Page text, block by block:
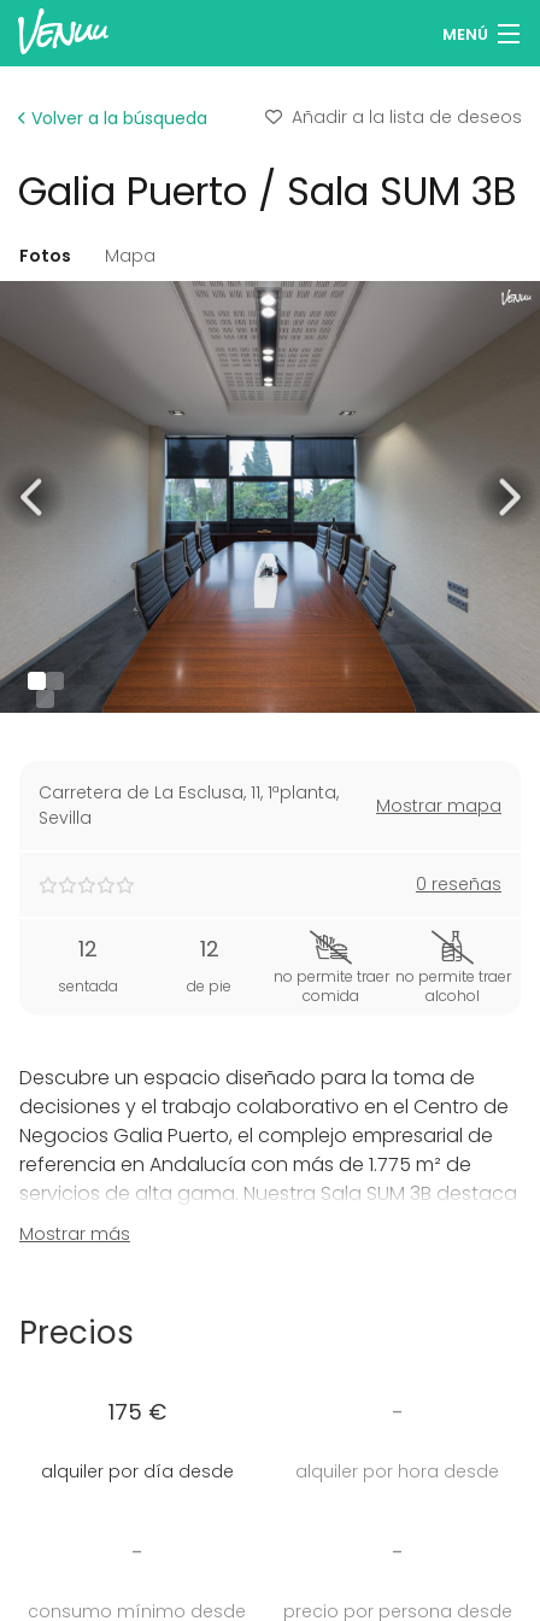
MENÚ
Iniciar sesión
Publicar tu espacio
Volver a la búsqueda Añadir a la lista de deseos
Galia Puerto / Sala SUM 3B
Fotos Mapa
Carretera de La Esclusa, 11, 1ªplanta,
Sevilla
Mostrar mapa
0 reseñas
12
sentada
12
de pie
no permite traer
comida
no permite traer
alcohol
Descubre un espacio diseñado para la toma de
decisiones y el trabajo colaborativo en el Centro de
Negocios Galia Puerto, el complejo empresarial de
referencia en Andalucía con más de 1.775 m² de
servicios de alta gama. Nuestra Sala SUM 3B destaca
por ofrecer un ambiente de trabajo estimulante,
ideal para grupos que buscan un entorno
El valor diferencial de esta sala reside en su diseño
Amplitud y Capacidad: Equipada con una
imponente mesa ejecutiva con capacidad para
12 personas, permitiendo reuniones de equipo,
juntas de socios o sesiones de planificación con
Iluminación Natural: Gracias a sus grandes
reduciendo la fatiga visual y creando una
Mostrar más
Precios
175 €
alquiler por día desde
-
alquiler por hora desde
-
consumo mínimo desde
-
precio por persona desde